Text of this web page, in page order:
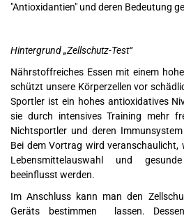
"Antioxidantien" und deren Bedeutung
Hintergrund „Zellschutz-Test“
Nährstoffreiches Essen mit einem
schützt unsere Körperzellen vor
Sportler ist ein hohes antioxidatives
sie durch intensives Training mehr
Nichtsportler und deren
Bei dem Vortrag wird veranschaulicht,
Lebensmittelauswahl und
beeinflusst werden.
Im Anschluss kann man den
Geräts bestimmen lassen.